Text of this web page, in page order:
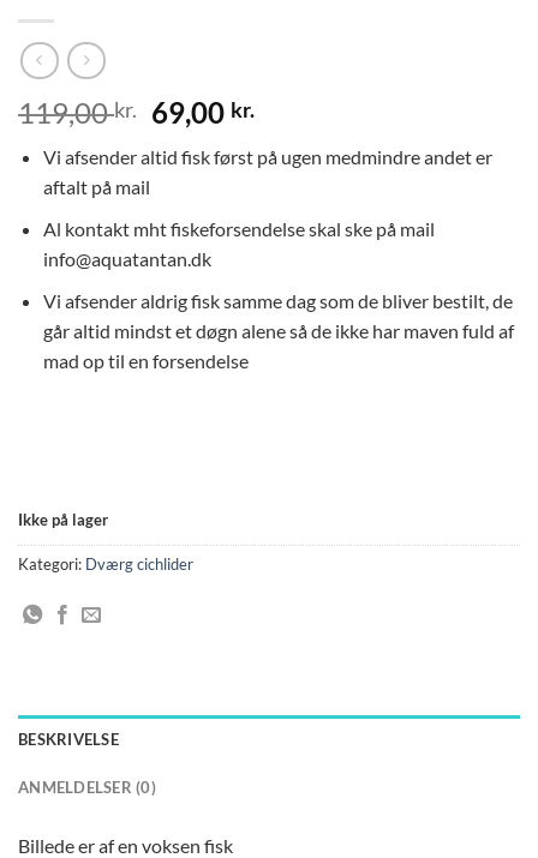
119,00kr.
Den
oprindelige
pris
119,00 kr..
69,00 kr.Den
pris
69,00 kr..
Vi afsender altid fisk først på ugen medmindre andet er
aftalt på mail
Al kontakt mht fiskeforsendelse skal ske på mail
info@aquatantan.dk
Vi afsender aldrig fisk samme dag som de bliver bestilt, de
går altid mindst et døgn alene så de ikke har maven fuld af
mad op til en forsendelse
Ikke på lager
Kategori: Dværg cichlider
BESKRIVELSE
ANMELDELSER (0)
Billede er af en voksen fisk